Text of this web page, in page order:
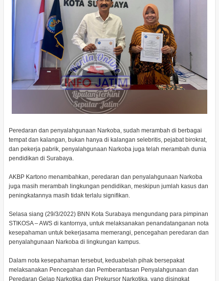
Peredaran dan penyalahgunaan Narkoba, sudah merambah di berbagai
tempat dan kalangan, bukan hanya di kalangan selebritis, pejabat birokrat,
dan pekerja pabrik, penyalahgunaan Narkoba juga telah merambah dunia
pendidikan di Surabaya.
AKBP Kartono menambahkan, peredaran dan penyalahgunaan Narkoba
juga masih merambah lingkungan pendidikan, meskipun jumlah kasus dan
peningkatannya masih tidak terlalu signifikan.
Selasa siang (29/3/2022) BNN Kota Surabaya mengundang para pimpinan
STIKOSA – AWS di kantornya, untuk melaksanakan penandatanganan nota
kesepahaman untuk bekerjasama memerangi, pencegahan peredaran dan
penyalahgunaan Narkoba di lingkungan kampus.
Dalam nota kesepahaman tersebut, keduabelah pihak bersepakat
melaksanakan Pencegahan dan Pemberantasan Penyalahgunaan dan
Peredaran Gelap Narkotika dan Prekursor Narkotika, yang disingkat